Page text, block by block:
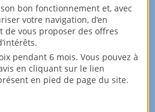
bon fonctionnement et, avec
votre navigation, d’en
de vous proposer des offres
pendant 6 mois. Vous pouvez à
en cliquant sur le lien
en pied de page du site.